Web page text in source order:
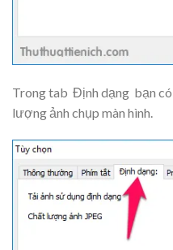
Trong tab Định dạng bạn
lượng ảnh chụp màn hình.